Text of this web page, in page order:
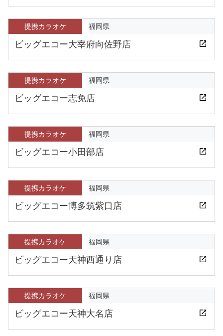
提携カラオケ 福岡県
ビッグエコー大宰府向佐野店
提携カラオケ 福岡県
ビッグエコー志免店
提携カラオケ 福岡県
ビッグエコー小田部店
提携カラオケ 福岡県
ビッグエコー博多筑紫口店
提携カラオケ 福岡県
ビッグエコー天神西通り店
提携カラオケ 福岡県
ビッグエコー天神大名店